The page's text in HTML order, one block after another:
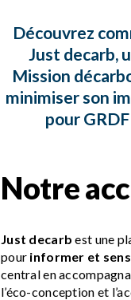
Découvrez
Just decarb,
Mission
minimiser son
pour
Notre
Just decarb est une
pour informer et
central en
l’éco-conception et